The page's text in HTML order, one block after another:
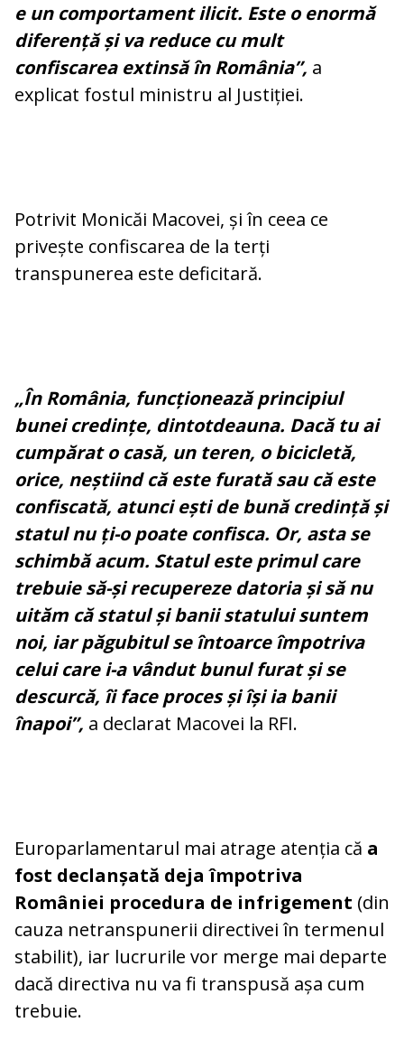
e un comportament ilicit. Este o enormă
diferență și va reduce cu mult
confiscarea extinsă în România”, a
explicat fostul ministru al Justiției.
Potrivit Monicăi Macovei, și în ceea ce
privește confiscarea de la terți
transpunerea este deficitară.
„În România, funcționează principiul
bunei credințe, dintotdeauna. Dacă tu ai
cumpărat o casă, un teren, o bicicletă,
orice, neștiind că este furată sau că este
confiscată, atunci ești de bună credință și
statul nu ți-o poate confisca. Or, asta se
schimbă acum. Statul este primul care
trebuie să-și recupereze datoria și să nu
uităm că statul și banii statului suntem
noi, iar păgubitul se întoarce împotriva
celui care i-a vândut bunul furat și se
descurcă, îi face proces și își ia banii
înapoi”, a declarat Macovei la RFI.
Europarlamentarul mai atrage atenția că a
fost declanșată deja împotriva
României procedura de infrigement (din
cauza netranspunerii directivei în termenul
stabilit), iar lucrurile vor merge mai departe
dacă directiva nu va fi transpusă așa cum
trebuie.